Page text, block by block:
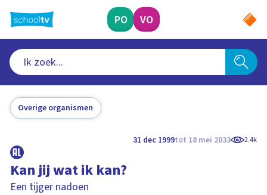
naar
hoofdinhoud
PO VO
Overige organismen
31 dec 1999tot 18 mei 2033 2.4k
Kan jij wat ik kan?
Een tijger nadoen